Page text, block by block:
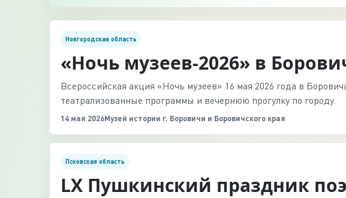
Новгородская область
«Ночь музеев-2026» в
Всероссийская акция «Ночь музеев» 16 мая 2026 года в
театрализованные программы и вечернюю прогулку по городу.
14 мая 2026Музей истории г. Боровичи и Боровичского края
Псковская область
LX Пушкинский праздник